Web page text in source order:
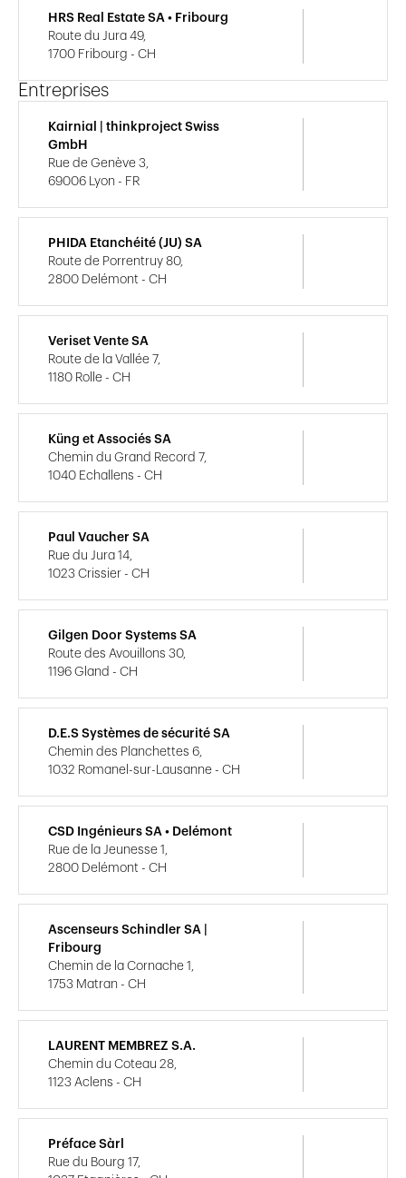
HRS Real Estate SA • Fribourg
Route du Jura 49,
1700 Fribourg - CH
Entreprises
Kairnial | thinkproject Swiss
GmbH
Rue de Genève 3,
69006 Lyon - FR
PHIDA Etanchéité (JU) SA
Route de Porrentruy 80,
2800 Delémont - CH
Veriset Vente SA
Route de la Vallée 7,
1180 Rolle - CH
Küng et Associés SA
Chemin du Grand Record 7,
1040 Echallens - CH
Paul Vaucher SA
Rue du Jura 14,
1023 Crissier - CH
Gilgen Door Systems SA
Route des Avouillons 30,
1196 Gland - CH
D.E.S Systèmes de sécurité SA
Chemin des Planchettes 6,
1032 Romanel-sur-Lausanne - CH
CSD Ingénieurs SA • Delémont
Rue de la Jeunesse 1,
2800 Delémont - CH
Ascenseurs Schindler SA |
Fribourg
Chemin de la Cornache 1,
1753 Matran - CH
LAURENT MEMBREZ S.A.
Chemin du Coteau 28,
1123 Aclens - CH
Préface Sàrl
Rue du Bourg 17,